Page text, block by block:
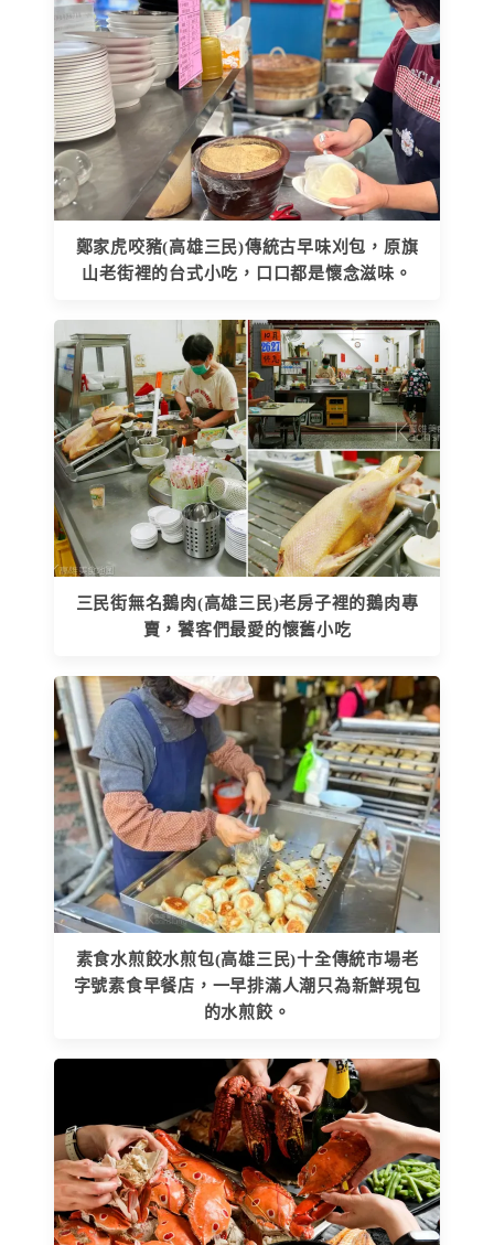
鄭家虎咬豬(高雄三民)傳統古早味刈包，原旗
山老街裡的台式小吃，口口都是懷念滋味。
三民街無名鵝肉(高雄三民)老房子裡的鵝肉專
賣，饕客們最愛的懷舊小吃
素食水煎餃水煎包(高雄三民)十全傳統市場老
字號素食早餐店，一早排滿人潮只為新鮮現包
的水煎餃。